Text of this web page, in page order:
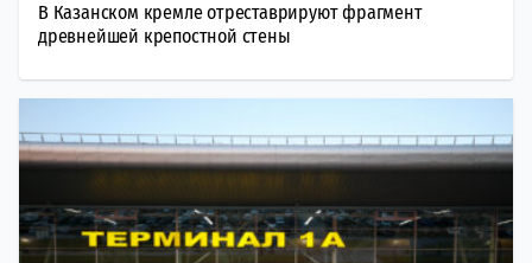
В Казанском кремле отреставрируют фрагмент
древнейшей крепостной стены